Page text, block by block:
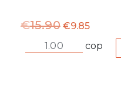
€15.90 €9.85
cop